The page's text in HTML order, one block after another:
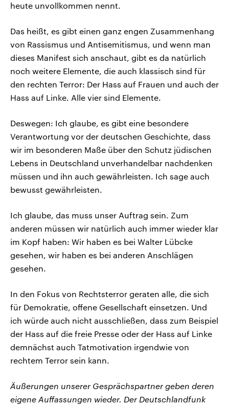
heute unvollkommen nennt.
Das heißt, es gibt einen ganz engen Zusammenhang
von Rassismus und Antisemitismus, und wenn man
dieses Manifest sich anschaut, gibt es da natürlich
noch weitere Elemente, die auch klassisch sind für
den rechten Terror: Der Hass auf Frauen und auch der
Hass auf Linke. Alle vier sind Elemente.
Deswegen: Ich glaube, es gibt eine besondere
Verantwortung vor der deutschen Geschichte, dass
wir im besonderen Maße über den Schutz jüdischen
Lebens in Deutschland unverhandelbar nachdenken
müssen und ihn auch gewährleisten. Ich sage auch
bewusst gewährleisten.
Ich glaube, das muss unser Auftrag sein. Zum
anderen müssen wir natürlich auch immer wieder klar
im Kopf haben: Wir haben es bei Walter Lübcke
gesehen, wir haben es bei anderen Anschlägen
gesehen.
In den Fokus von Rechtsterror geraten alle, die sich
für Demokratie, offene Gesellschaft einsetzen. Und
ich würde auch nicht ausschließen, dass zum Beispiel
der Hass auf die freie Presse oder der Hass auf Linke
demnächst auch Tatmotivation irgendwie von
rechtem Terror sein kann.
Äußerungen unserer Gesprächspartner geben deren
eigene Auffassungen wieder. Der Deutschlandfunk